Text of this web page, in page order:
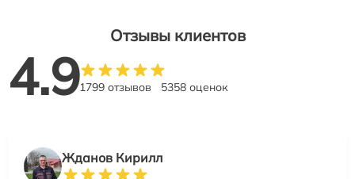
Отзывы клиентов
4.91799 отзывов 5358 оценок
Жданов Кирилл